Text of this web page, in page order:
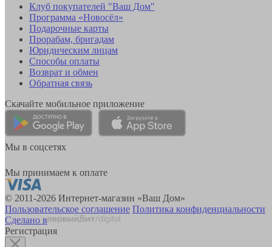
Клуб покупателей "Ваш Дом"
Программа «Новосёл»
Подарочные карты
Прорабам, бригадам
Юридическим лицам
Способы оплаты
Возврат и обмен
Обратная связь
Скачайте мобильное приложение
Мы в соцсетях
Мы принимаем к оплате
© 2011-2026 Интернет-магазин «Ваш Дом»
Пользовательское соглашение Политика конфиденциальности
Сделано в
Регистрация